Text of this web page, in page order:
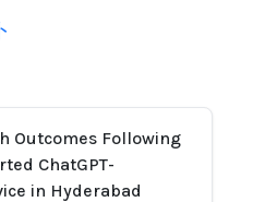
Outcomes Following
ChatGPT-
in Hyderabad